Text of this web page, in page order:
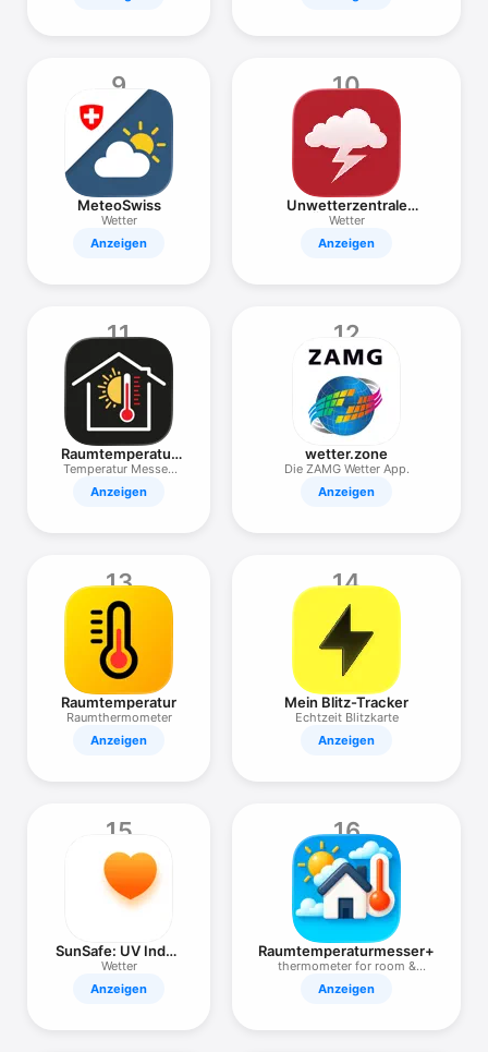
9
MeteoSwiss
Wetter
Anzeigen
10
Unwetterzentrale
Österreich
Wetter
Anzeigen
11
Raumtemperatur
messen
Temperatur Messen
Innen
Anzeigen
12
wetter.zone
Die ZAMG Wetter App.
Anzeigen
13
Raumtemperatur
Raumthermometer
Anzeigen
14
Mein Blitz-Tracker
Echtzeit Blitzkarte
Anzeigen
15
SunSafe: UV Index
& Tanning
Wetter
Anzeigen
16
Raumtemperaturmesser+
thermometer for room &
outdoor
Anzeigen